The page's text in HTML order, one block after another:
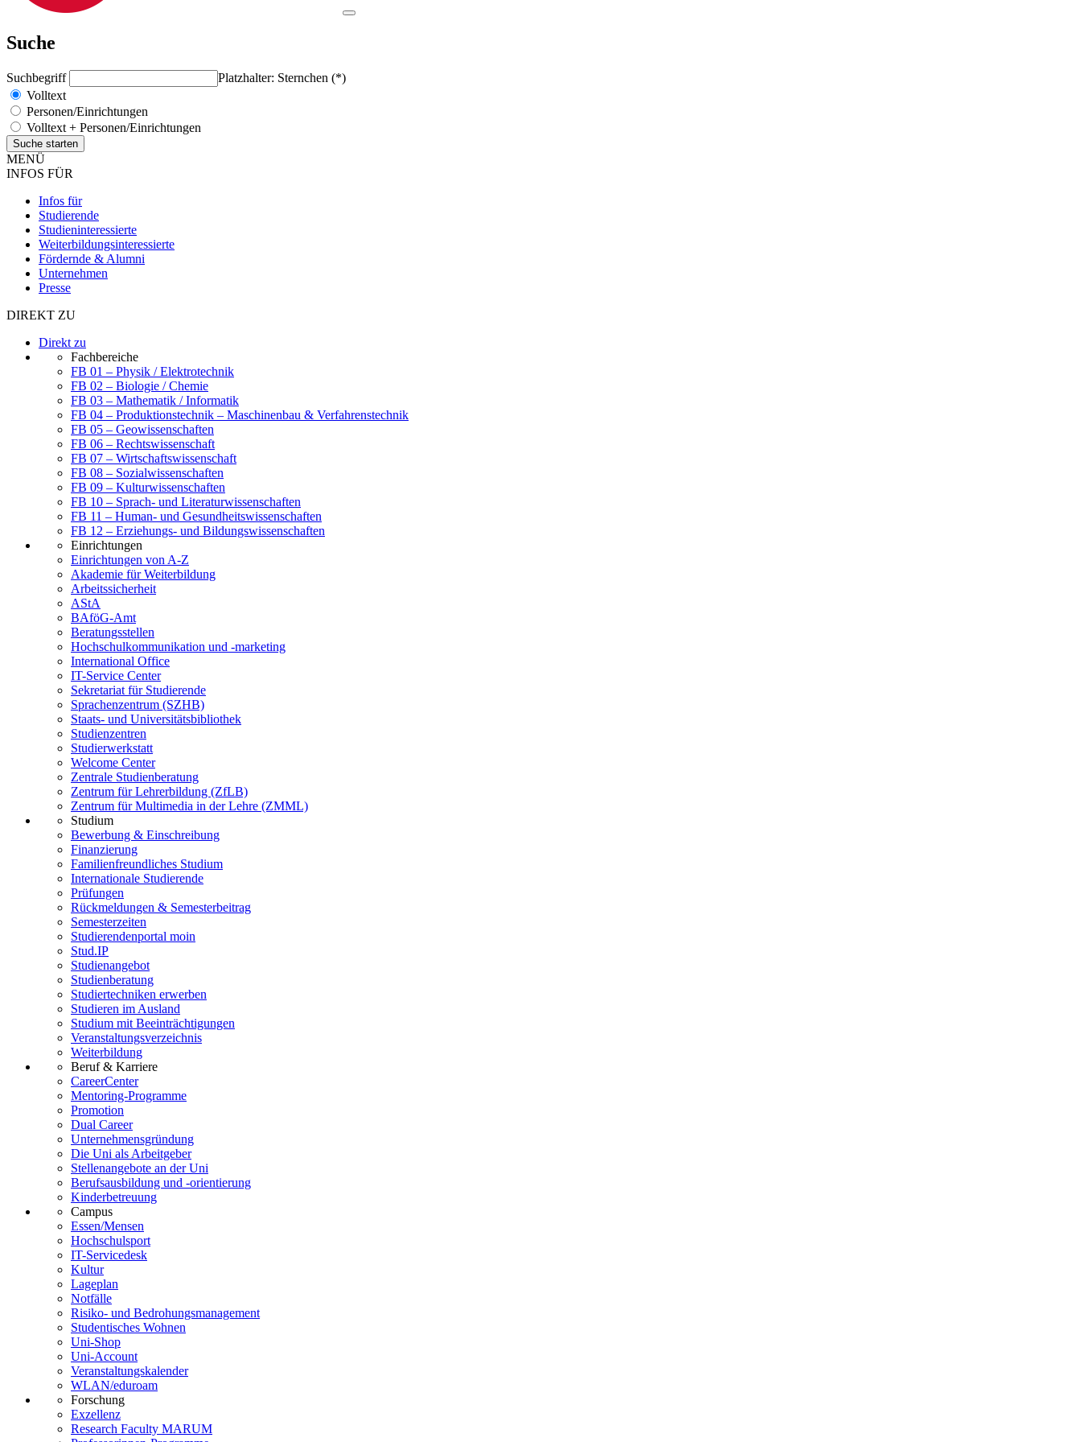
Suche
Suchbegriff
Platzhalter: Sternchen (*)
Volltext
Personen/Einrichtungen
Volltext + Personen/Einrichtungen
MENÜ
INFOS FÜR
Infos für
Studierende
Studieninteressierte
Weiterbildungsinteressierte
Fördernde & Alumni
Unternehmen
Presse
DIREKT ZU
Direkt zu
Fachbereiche
FB 01 – Physik / Elektrotechnik
FB 02 – Biologie / Chemie
FB 03 – Mathematik / Informatik
FB 04 – Produktionstechnik – Maschinenbau & Verfahrenstechnik
FB 05 – Geowissenschaften
FB 06 – Rechtswissenschaft
FB 07 – Wirtschaftswissenschaft
FB 08 – Sozialwissenschaften
FB 09 – Kulturwissenschaften
FB 10 – Sprach- und Literaturwissenschaften
FB 11 – Human- und Gesundheitswissenschaften
FB 12 – Erziehungs- und Bildungswissenschaften
Einrichtungen
Einrichtungen von A-Z
Akademie für Weiterbildung
Arbeitssicherheit
AStA
BAföG-Amt
Beratungsstellen
Hochschulkommunikation und -marketing
International Office
IT-Service Center
Sekretariat für Studierende
Sprachenzentrum (SZHB)
Staats- und Universitätsbibliothek
Studienzentren
Studierwerkstatt
Welcome Center
Zentrale Studienberatung
Zentrum für Lehrerbildung (ZfLB)
Zentrum für Multimedia in der Lehre (ZMML)
Studium
Bewerbung & Einschreibung
Finanzierung
Familienfreundliches Studium
Internationale Studierende
Prüfungen
Rückmeldungen & Semesterbeitrag
Semesterzeiten
Studierendenportal moin
Stud.IP
Studienangebot
Studienberatung
Studiertechniken erwerben
Studieren im Ausland
Studium mit Beeinträchtigungen
Veranstaltungsverzeichnis
Weiterbildung
Beruf & Karriere
CareerCenter
Mentoring-Programme
Promotion
Dual Career
Unternehmensgründung
Die Uni als Arbeitgeber
Stellenangebote an der Uni
Berufsausbildung und -orientierung
Kinderbetreuung
Campus
Essen/Mensen
Hochschulsport
IT-Servicedesk
Kultur
Lageplan
Notfälle
Risiko- und Bedrohungsmanagement
Studentisches Wohnen
Uni-Shop
Uni-Account
Veranstaltungskalender
WLAN/eduroam
Forschung
Exzellenz
Research Faculty MARUM